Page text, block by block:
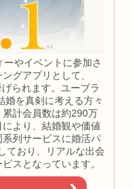
ーやイベントに参加さ
グアプリとして、
られます。ユーブラ
婚を真剣に考える方々
計会員数は約290万
より、結婚観や価値
列サービスに婚活パ
ており、リアルな出会
スとなっています。